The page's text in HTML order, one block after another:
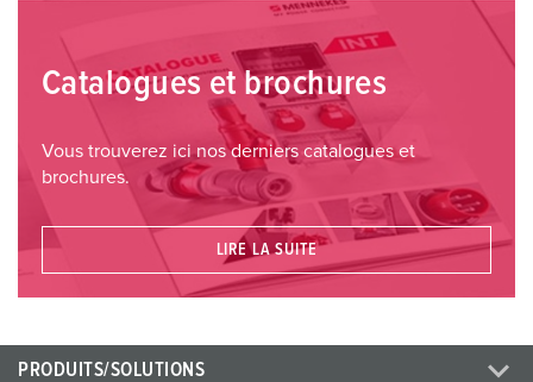
Catalogues et brochures
Vous trouverez ici nos derniers catalogues et
brochures.
LIRE LA SUITE
PRODUITS/SOLUTIONS